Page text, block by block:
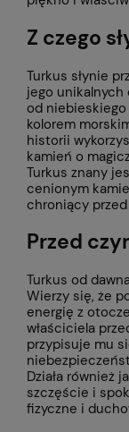
Z czego
Turkus słynie
jego
od niebieskiego
kolorem
historii
kamień o
Turkus znany
cenionym
chroniący przed
Przed
Turkus od
Wierzy się, że
energię z
właściciela
przypisuje mu
Działa również
szczęście i
fizyczne i